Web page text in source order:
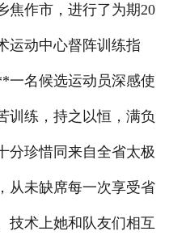
焦作市，进行了为期20
运动中心督阵训练指
名候选运动员深感使
训练，持之以恒，满负
分珍惜同来自全省太极
未缺席每一次享受省
术上她和队友们相互